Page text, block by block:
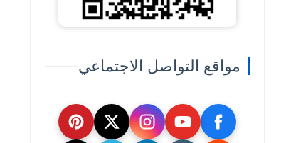
مواقع التواصل الاجتماعي